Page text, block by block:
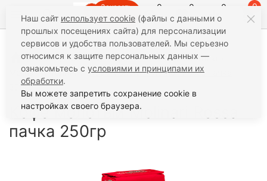
Заказать
звонок
0 0 0 0
Кофе Молотый кофе
По Производителю
Molinari (Италия)
Кофе молотый Molinari Rossa пачка
250гр
Кофе молотый Molinari Rossa
пачка 250гр
Наш сайт использует cookie (файлы с данными о
прошлых посещениях сайта) для персонализации
сервисов и удобства пользователей. Мы серьезно
относимся к защите персональных данных —
ознакомьтесь с условиями и принципами их
обработки.
Вы можете запретить сохранение cookie в
настройках своего браузера.